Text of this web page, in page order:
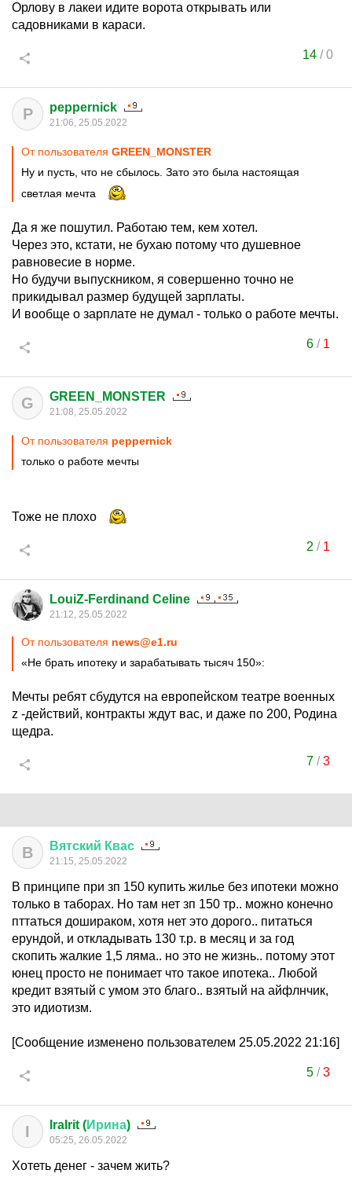
Орлову в лакеи идите ворота открывать или
садовниками в караси.
14 /0
P peppernick
21:06, 25.05.2022
От пользователя GREEN_MONSTER
Ну и пусть, что не сбылось. Зато это была настоящая
светлая мечта
Да я же пошутил. Работаю тем, кем хотел.
Через это, кстати, не бухаю потому что душевное
равновесие в норме.
Но будучи выпускником, я совершенно точно не
прикидывал размер будущей зарплаты.
И вообще о зарплате не думал - только о работе мечты.
6/ 1
G GREEN_MONSTER
21:08, 25.05.2022
От пользователя peppernick
только о работе мечты
Тоже не плохо
2 / 1
LouiZ-Ferdinand Celine
21:12, 25.05.2022
От пользователя news@e1.ru
«Не брать ипотеку и зарабатывать тысяч 150»:
Мечты ребят сбудутся на европейском театре военных
z -действий, контракты ждут вас, и даже по 200, Родина
щедра.
7/3
В Вятский Квас
21:15, 25.05.2022
В принципе при зп 150 купить жилье без ипотеки можно
только в таборах. Но там нет зп 150 тр.. можно конечно
пттаться дошираком, хотя нет это дорого.. питаться
ерундой, и откладывать 130 т.р. в месяц и за год
скопить жалкие 1,5 ляма.. но это не жизнь.. потому этот
юнец просто не понимает что такое ипотека.. Любой
кредит взятый с умом это благо.. взятый на айфлнчик,
это идиотизм.
[Сообщение изменено пользователем 25.05.2022 21:16]
5/3
I IraIrit (Ирина)
05:25, 26.05.2022
Хотеть денег - зачем жить?